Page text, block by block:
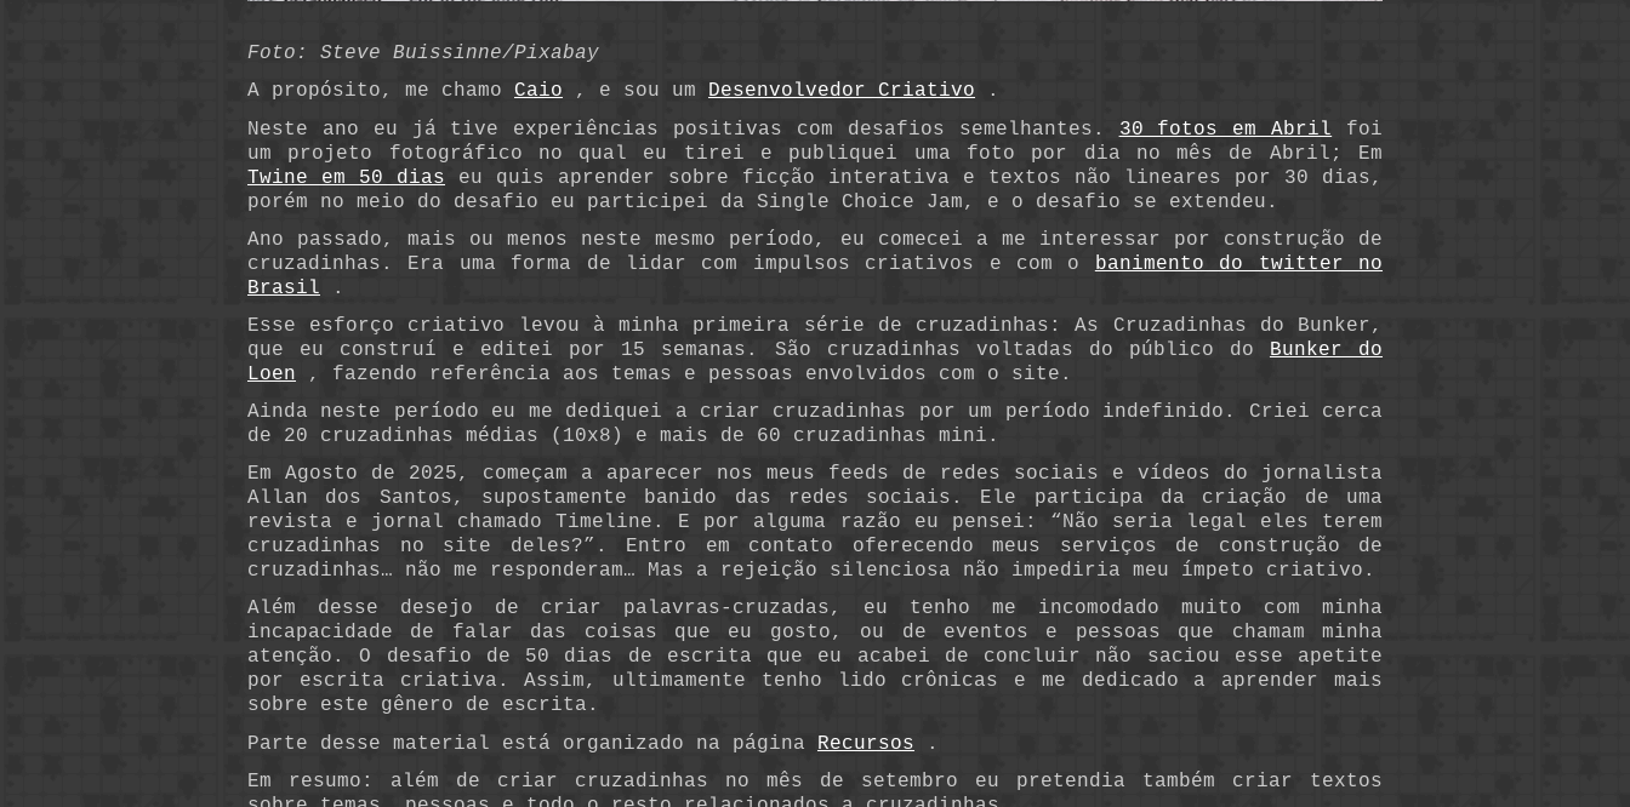
Foto: Steve Buissinne/Pixabay
A propósito, me chamo Caio , e sou um Desenvolvedor Criativo .
Neste ano eu já tive experiências positivas com desafios semelhantes. 30 fotos em Abril foi
um projeto fotográfico no qual eu tirei e publiquei uma foto por dia no mês de Abril; Em
Twine em 50 dias eu quis aprender sobre ficção interativa e textos não lineares por 30 dias,
porém no meio do desafio eu participei da Single Choice Jam, e o desafio se extendeu.
Ano passado, mais ou menos neste mesmo período, eu comecei a me interessar por construção de
cruzadinhas. Era uma forma de lidar com impulsos criativos e com o banimento do twitter no
Brasil .
Esse esforço criativo levou à minha primeira série de cruzadinhas: As Cruzadinhas do Bunker,
que eu construí e editei por 15 semanas. São cruzadinhas voltadas do público do Bunker do
Loen , fazendo referência aos temas e pessoas envolvidos com o site.
Ainda neste período eu me dediquei a criar cruzadinhas por um período indefinido. Criei cerca
de 20 cruzadinhas médias (10x8) e mais de 60 cruzadinhas mini.
Em Agosto de 2025, começam a aparecer nos meus feeds de redes sociais e vídeos do jornalista
Allan dos Santos, supostamente banido das redes sociais. Ele participa da criação de uma
revista e jornal chamado Timeline. E por alguma razão eu pensei: “Não seria legal eles terem
cruzadinhas no site deles?”. Entro em contato oferecendo meus serviços de construção de
cruzadinhas… não me responderam… Mas a rejeição silenciosa não impediria meu ímpeto criativo.
Além desse desejo de criar palavras-cruzadas, eu tenho me incomodado muito com minha
incapacidade de falar das coisas que eu gosto, ou de eventos e pessoas que chamam minha
atenção. O desafio de 50 dias de escrita que eu acabei de concluir não saciou esse apetite
por escrita criativa. Assim, ultimamente tenho lido crônicas e me dedicado a aprender mais
sobre este gênero de escrita.
Parte desse material está organizado na página Recursos .
Em resumo: além de criar cruzadinhas no mês de setembro eu pretendia também criar textos